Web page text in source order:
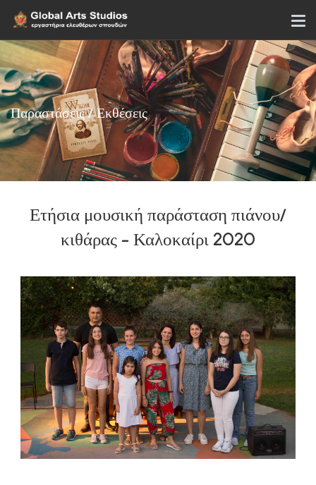
Παραστάσεις / Εκθέσεις
Ετήσια μουσική παράσταση πιάνου/
κιθάρας - Καλοκαίρι 2020